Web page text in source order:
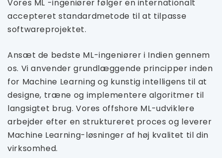
Vores ML -ingeniører følger en internationalt
accepteret standardmetode til at tilpasse
softwareprojektet.
Ansæt de bedste ML-ingeniører i Indien gennem
os. Vi anvender grundlæggende principper inden
for Machine Learning og kunstig intelligens til at
designe, træne og implementere algoritmer til
langsigtet brug. Vores offshore ML-udviklere
arbejder efter en struktureret proces og leverer
Machine Learning-løsninger af høj kvalitet til din
virksomhed.